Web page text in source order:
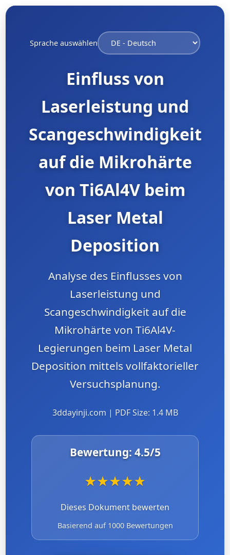
Sprache auswählen
Einfluss von
Laserleistung und
Scangeschwindigkeit
auf die Mikrohärte
von Ti6Al4V beim
Laser Metal
Deposition
Analyse des Einflusses von
Laserleistung und
Scangeschwindigkeit auf die
Mikrohärte von Ti6Al4V-
Legierungen beim Laser Metal
Deposition mittels vollfaktorieller
Versuchsplanung.
3ddayinji.com | PDF Size: 1.4 MB
Bewertung: 4.5/5
★★★★★
Dieses Dokument bewerten
Basierend auf 1000 Bewertungen